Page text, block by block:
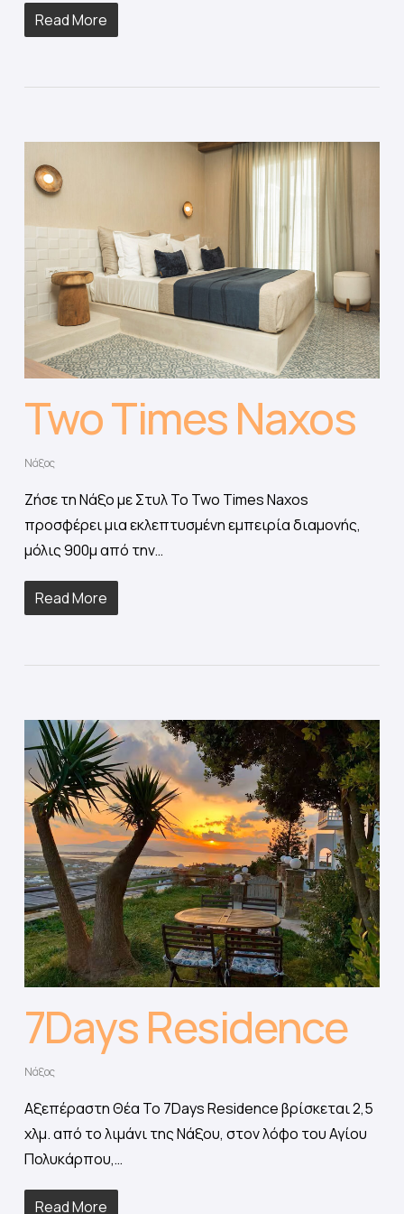
Read More
Two Times Naxos
Νάξος
Ζήσε τη Νάξο με Στυλ Το Two Times Naxos
προσφέρει μια εκλεπτυσμένη εμπειρία διαμονής,
μόλις 900μ από την…
Read More
7Days Residence
Νάξος
Αξεπέραστη Θέα Το 7Days Residence βρίσκεται 2,5
χλμ. από το λιμάνι της Νάξου, στον λόφο του Αγίου
Πολυκάρπου,…
Read More